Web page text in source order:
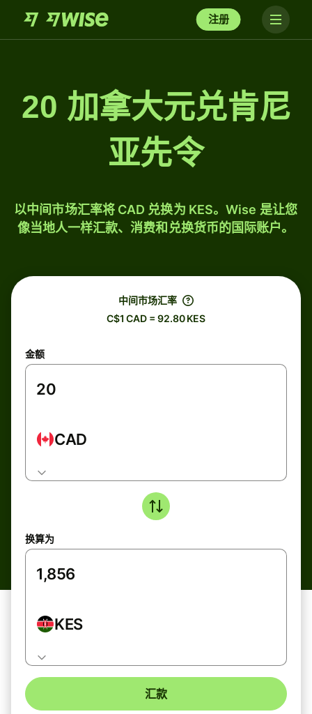
注册
20 加拿大元兑肯尼
亚先令
以中间市场汇率将 CAD 兑换为 KES。Wise 是让您
像当地人一样汇款、消费和兑换货币的国际账户。
中间市场汇率
C$1 CAD = 92.80 KES
金额
CAD
换算为
KES
汇款